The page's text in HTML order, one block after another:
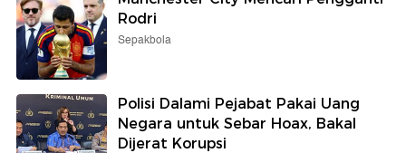
Rodri
Sepakbola
Polisi Dalami Pejabat Pakai Uang
Negara untuk Sebar Hoax, Bakal
Dijerat Korupsi